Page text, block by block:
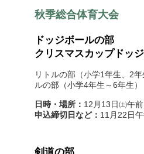
秋季総合体育大会
ドッジボールの部
クリスマスカップドッ
リトルの部（小学1年生、2
ルの部（小学4年生～6年生）
日時・場所： 12月13日㈯午
申込締切日など： 11月22日